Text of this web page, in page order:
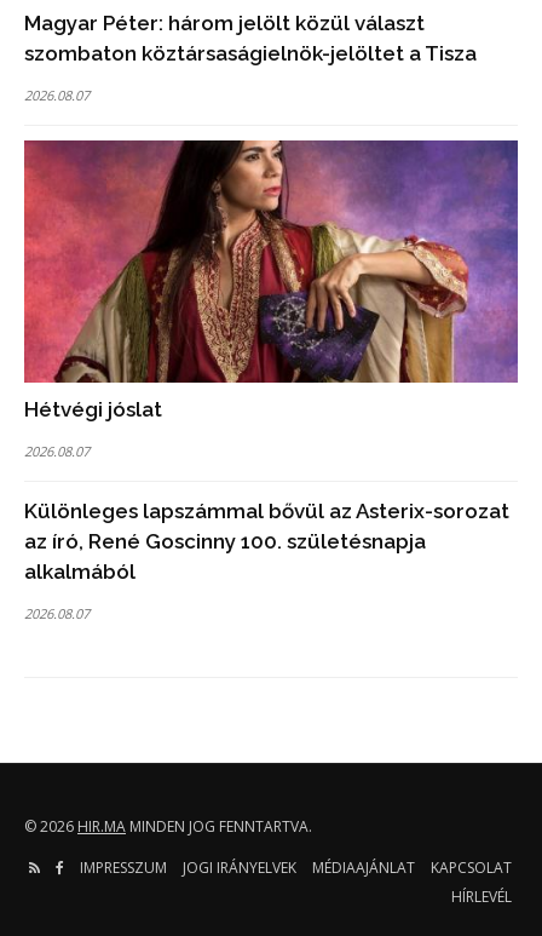
Magyar Péter: három jelölt közül választ
szombaton köztársaságielnök-jelöltet a Tisza
2026.08.07
Hétvégi jóslat
2026.08.07
Különleges lapszámmal bővül az Asterix-sorozat
az író, René Goscinny 100. születésnapja
alkalmából
2026.08.07
© 2026 HIR.MA MINDEN JOG FENNTARTVA.
IMPRESSZUM
JOGI IRÁNYELVEK MÉDIAAJÁNLAT
KAPCSOLAT
HÍRLEVÉL